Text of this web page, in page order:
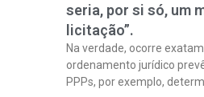
seria, por si só, um
licitação”.
Na verdade, ocorre
ordenamento jurídico
PPPs, por exemplo,